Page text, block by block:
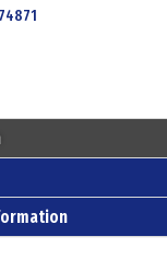
74871